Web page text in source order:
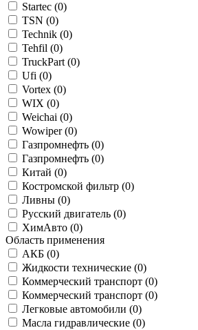
Startec (0)
TSN (0)
Technik (0)
Tehfil (0)
TruckPart (0)
Ufi (0)
Vortex (0)
WIX (0)
Weichai (0)
Wowiper (0)
Газпромнефть (0)
Газпромнефть (0)
Китай (0)
Костромской фильтр (0)
Ливны (0)
Русский двигатель (0)
ХимАвто (0)
Область применения
АКБ (0)
Жидкости технические (0)
Коммерческий транспорт (0)
Коммерческий транспорт (0)
Легковые автомобили (0)
Масла гидравлические (0)